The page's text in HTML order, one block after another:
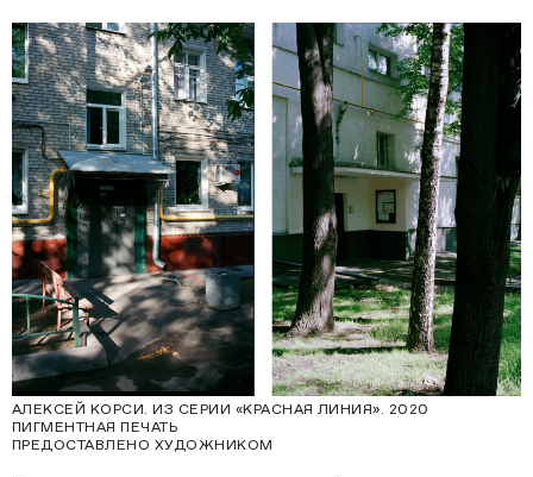
АЛЕКСЕЙ КОРСИ. ИЗ СЕРИИ «КРАСНАЯ ЛИНИЯ». 2020
ПИГМЕНТНАЯ ПЕЧАТЬ
ПРЕДОСТАВЛЕНО ХУДОЖНИКОМ